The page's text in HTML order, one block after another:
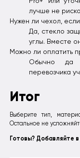
лучше не
Нужен ли чехол,
Да, стекло
углы. Вместе
Можно ли оплатить
Обычно да
перевозчика
Итог
Выберите тип,
Остальное не
Готовы? Добавляйте в